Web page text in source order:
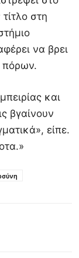
στη
να βρει
πόρων.
και
βγαίνουν
είπε.